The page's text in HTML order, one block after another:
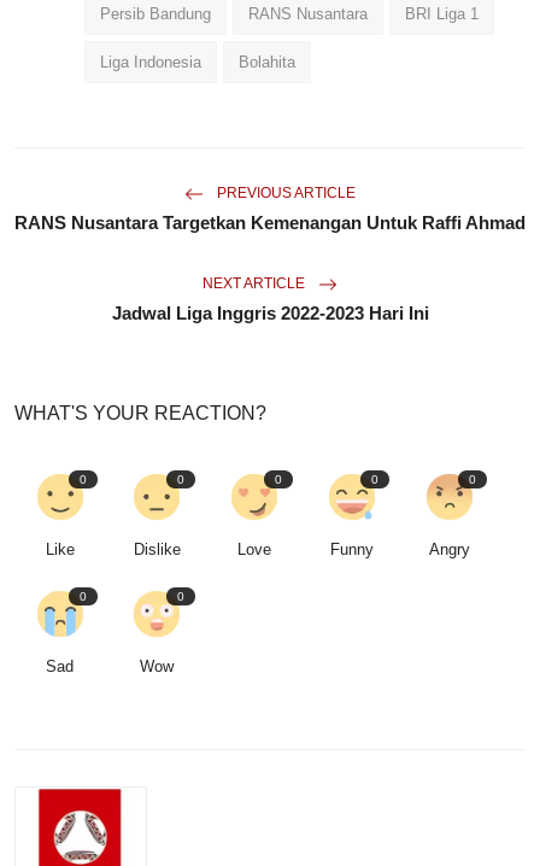
Persib Bandung RANS Nusantara BRI Liga 1
Liga Indonesia Bolahita
PREVIOUS ARTICLE
RANS Nusantara Targetkan Kemenangan Untuk Raffi Ahmad
NEXT ARTICLE
Jadwal Liga Inggris 2022-2023 Hari Ini
WHAT'S YOUR REACTION?
0
Like
0
Dislike
0
Love
0
Funny
0
Angry
0
Sad
0
Wow